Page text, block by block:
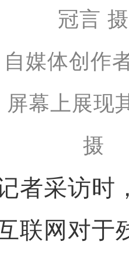
自媒体创作
幕上展现
摄
采访时
联网对于